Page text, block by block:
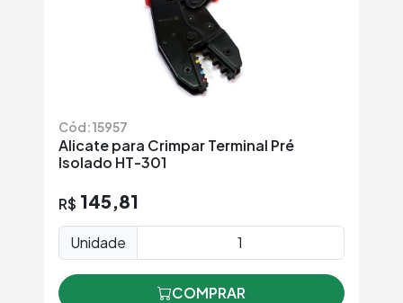
Cód: 15957
Alicate para Crimpar Terminal Pré
Isolado HT-301
R$ 145,81
Unidade
COMPRAR